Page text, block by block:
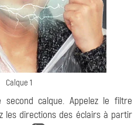
Calque 1
calque. Appelez le filtre
les directions des éclairs à partir